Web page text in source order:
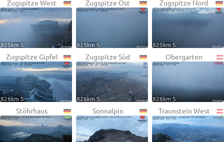
Zugspitze West
825km S
Zugspitze Ost
825km S
Zugspitze Nord
825km S
Zugspitze Gipfel
826km S
Zugspitze Süd
826km S
Obergarten
826km S
Stöhrhaus Sonnalpin Traunstein West